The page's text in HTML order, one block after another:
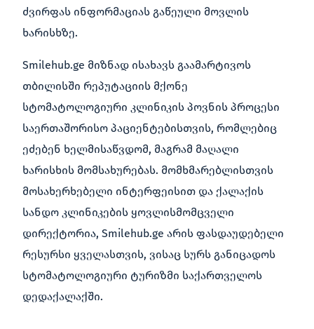
ძვირფას ინფორმაციას გაწეული მოვლის
ხარისხზე.
Smilehub.ge მიზნად ისახავს გაამარტივოს
თბილისში რეპუტაციის მქონე
სტომატოლოგიური კლინიკის პოვნის პროცესი
საერთაშორისო პაციენტებისთვის, რომლებიც
ეძებენ ხელმისაწვდომ, მაგრამ მაღალი
ხარისხის მომსახურებას. მომხმარებლისთვის
მოსახერხებელი ინტერფეისით და ქალაქის
სანდო კლინიკების ყოვლისმომცველი
დირექტორია, Smilehub.ge არის ფასდაუდებელი
რესურსი ყველასთვის, ვისაც სურს განიცადოს
სტომატოლოგიური ტურიზმი საქართველოს
დედაქალაქში.